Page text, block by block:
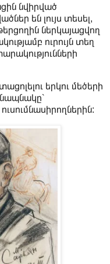
նվիրված
են լույս տեսել,
ներկայացվող
ուրույն տեղ
երկու մեծերի
ուսումնասիրողներին: